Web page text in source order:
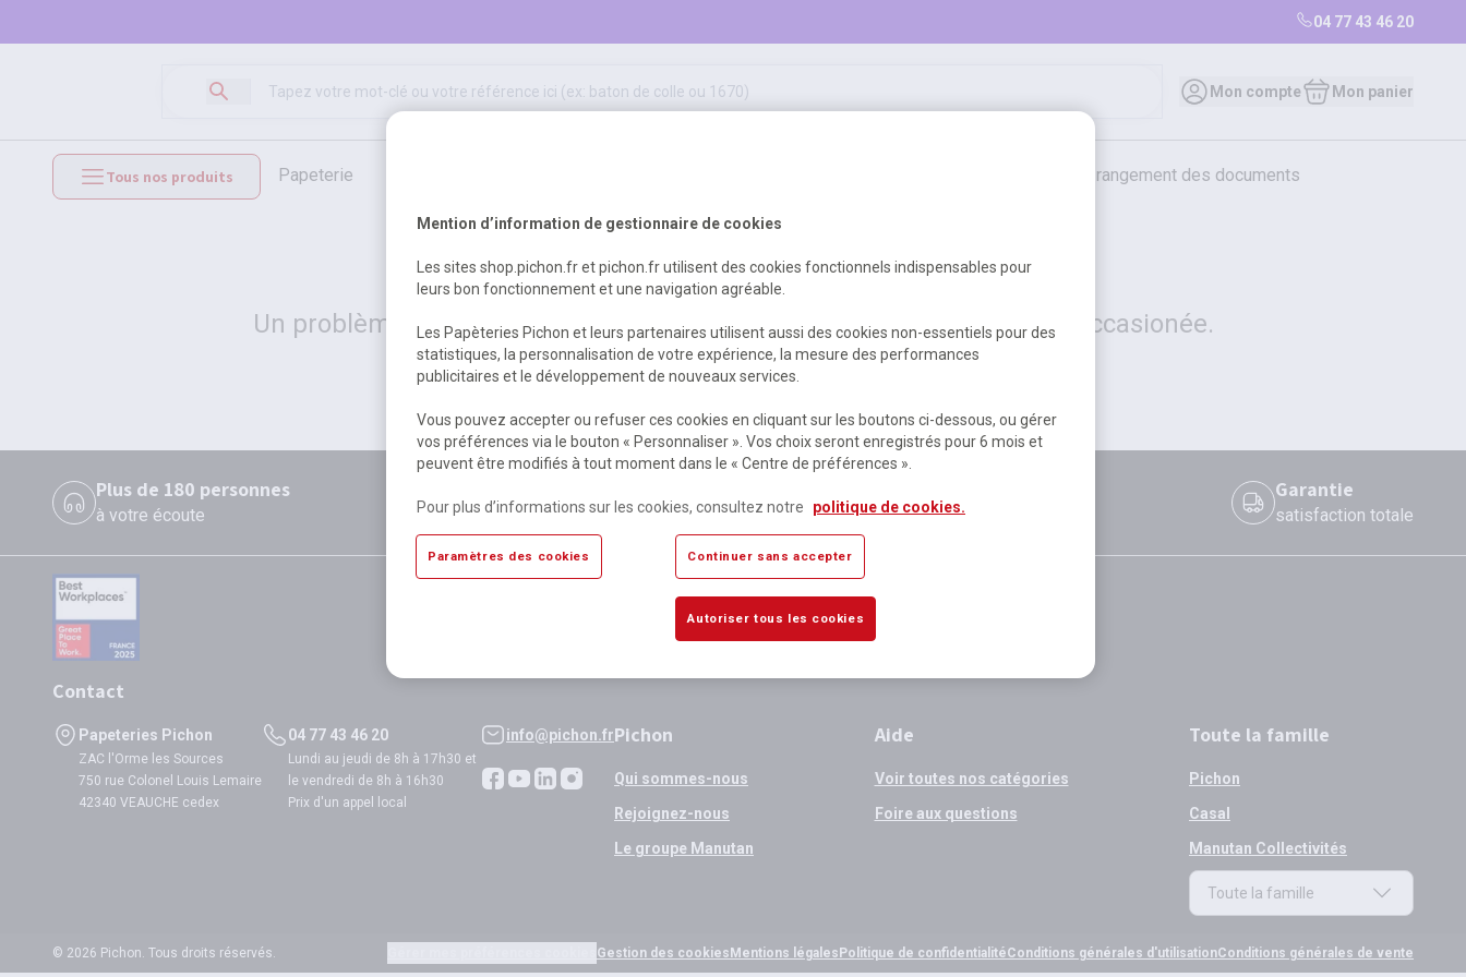
04 77 43 46 20
Mon compte Mon panier
Tous nos produits papeterie bureautique et rangement des documents
mobilier et équipements hygiène, sécurité, 1er secours outils, travaux & entretien
500
Erreur Serveur...
Un problème serveur est survenu. Veuillez nous excuser pour la gêne occasionée.
Retour Retour à l'accueil
Plus de 180 personnes
à votre écoute disponibles si validation avant 12h
Garantie
satisfaction totale
Contact
Papeteries Pichon
ZAC l'Orme les Sources
750 rue Colonel Louis Lemaire
42340 VEAUCHE cedex
04 77 43 46 20
Lundi au jeudi de 8h à 17h30 et
le vendredi de 8h à 16h30
Prix d'un appel local
info@pichon.frPichon
Qui sommes-nous
Rejoignez-nous
Le groupe Manutan
Aide
Voir toutes nos catégories
Foire aux questions
Toute la famille
Pichon
Casal
Manutan Collectivités
Toute la famille
© 2026 Pichon. Tous droits réservés. Gestion des cookies Mentions légales Politique de confidentialitéConditions générales d'utilisationConditions générales de vente
Mention d’information de gestionnaire de cookies
Les sites shop.pichon.fr et pichon.fr utilisent des cookies fonctionnels indispensables pour
leurs bon fonctionnement et une navigation agréable.
Les Papèteries Pichon et leurs partenaires utilisent aussi des cookies non-essentiels pour des
statistiques, la personnalisation de votre expérience, la mesure des performances
publicitaires et le développement de nouveaux services.
Vous pouvez accepter ou refuser ces cookies en cliquant sur les boutons ci-dessous, ou gérer
vos préférences via le bouton « Personnaliser ». Vos choix seront enregistrés pour 6 mois et
peuvent être modifiés à tout moment dans le « Centre de préférences ».
Pour plus d’informations sur les cookies, consultez notre politique de cookies.
Paramètres des cookies Continuer sans accepter
Autoriser tous les cookies